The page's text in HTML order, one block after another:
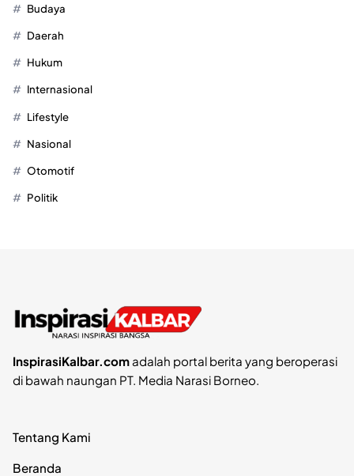
Budaya
Daerah
Hukum
Internasional
Lifestyle
Nasional
Otomotif
Politik
InspirasiKalbar.comadalah portal berita yang beroperasi
di bawah naungan PT. Media Narasi Borneo.
Tentang Kami
Beranda